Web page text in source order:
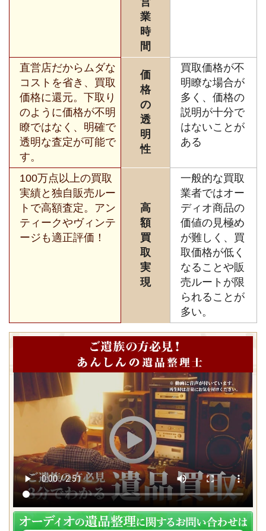
業
時
間
直営店だからムダな
コストを省き、買取
価格に還元。下取り
のように価格が不明
瞭ではなく、明確で
透明な査定が可能で
す。
価
格
の
透
明
性
買取価格が不
明瞭な場合が
多く、価格の
説明が十分で
はないことが
ある
100万点以上の買取
実績と独自販売ルー
トで高額査定。アン
ティークやヴィンテ
ージも適正評価！
高
額
買
取
実
現
一般的な買取
業者ではオー
ディオ商品の
価値の見極め
が難しく、買
取価格が低く
なることや販
売ルートが限
られることが
多い。